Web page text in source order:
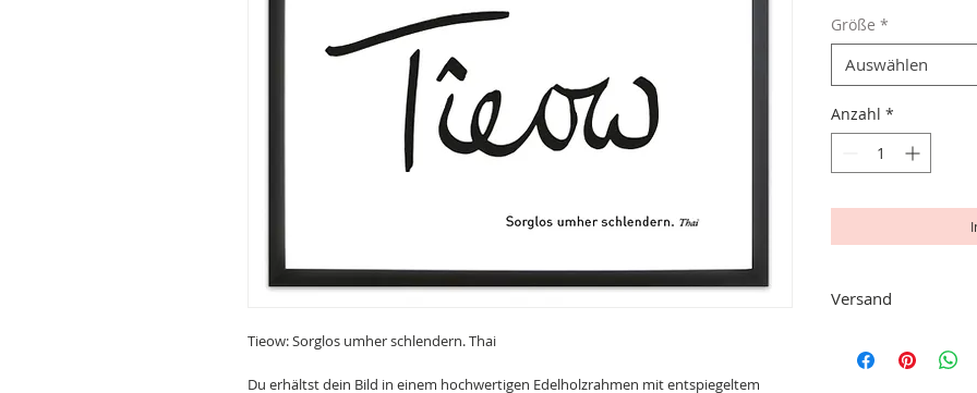
Tieow: Sorglos umher schlendern. Thai
Du erhältst dein Bild in einem hochwertigen Edelholzrahmen mit entspiegeltem
Größe *
Auswählen
Anzahl *
Versand
im Preis inbegriffen.